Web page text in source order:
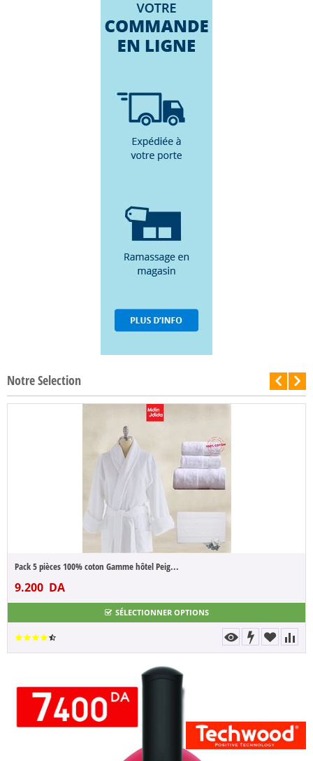
Notre Selection
Film réfléchissant miroir pour fenêtre et...
1.900 DA
SÉLECTIONNER OPTIONS